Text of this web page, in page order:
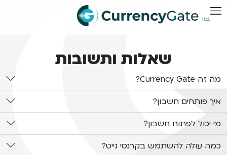
שאלות ותשובות
מה זה Currency Gate?
איך פותחים חשבון?
מי יכול לפתוח חשבון?
כמה עולה להשתמש בקרנסי גייט?